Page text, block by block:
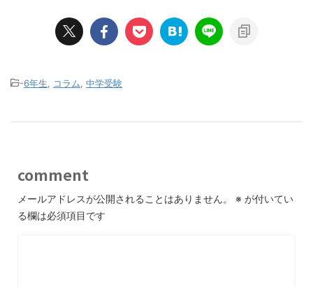
-6年生 コラム 中学受験
comment
メールアドレスが公開されることはありません。 ※ が付いてい
る欄は必須項目です